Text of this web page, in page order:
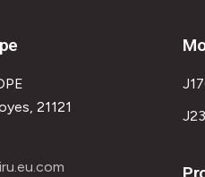
21121